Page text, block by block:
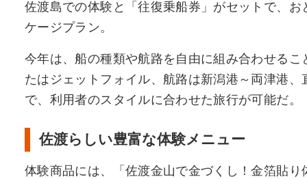
佐渡島での体験と「往復乗船券」がセットで、
ケージプラン。
今年は、船の種類や航路を自由に組み合わせる
たはジェットフォイル、航路は新潟港～両津港
で、利用者のスタイルに合わせた旅行が可能だ。
佐渡らしい豊富な体験メニュー
体験商品には、「佐渡金山で金づくし！金箔貼